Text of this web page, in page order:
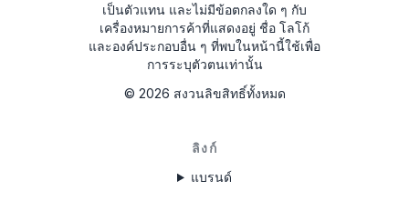
2210AH0W1507123
A2C1458550300001501
C70000001234
เป็นตัวแทน และไม่มีข้อตกลงใด ๆ กับ
เครื่องหมายการค้าที่แสดงอยู่ ชื่อ โลโก้
และองค์ประกอบอื่น ๆ ที่พบในหน้านี้ใช้เพื่อ
การระบุตัวตนเท่านั้น
© 2026 สงวนลิขสิทธิ์ทั้งหมด
ลิงก์
แบรนด์